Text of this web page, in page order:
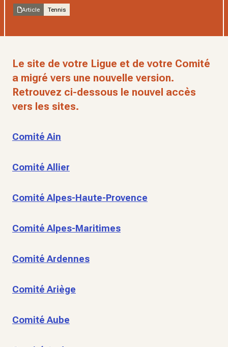
Article Tennis
Le site de votre Ligue et de votre Comité
a migré vers une nouvelle version.
Retrouvez ci-dessous le nouvel accès
vers les sites.
Comité Ain
Comité Allier
Comité Alpes-Haute-Provence
Comité Alpes-Maritimes
Comité Ardennes
Comité Ariège
Comité Aube